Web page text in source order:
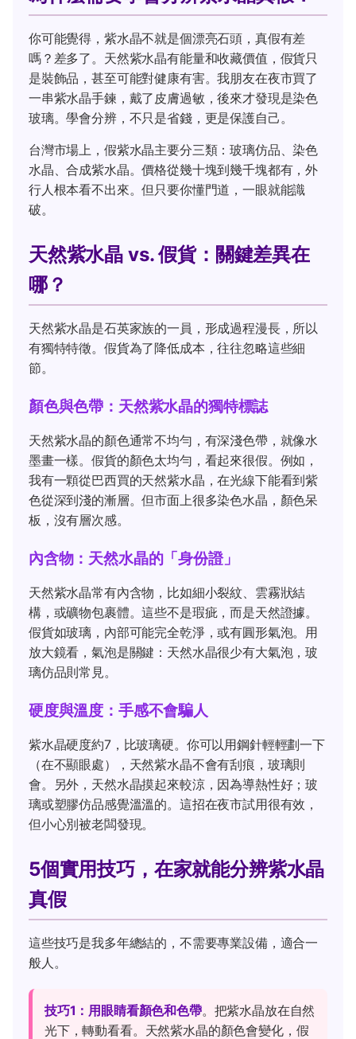
你可能覺得，紫水晶不就是個漂亮石頭，真假有差
嗎？差多了。天然紫水晶有能量和收藏價值，假貨只
是裝飾品，甚至可能對健康有害。我朋友在夜市買了
一串紫水晶手鍊，戴了皮膚過敏，後來才發現是染色
玻璃。學會分辨，不只是省錢，更是保護自己。
台灣市場上，假紫水晶主要分三類：玻璃仿品、染色
水晶、合成紫水晶。價格從幾十塊到幾千塊都有，外
行人根本看不出來。但只要你懂門道，一眼就能識
破。
天然紫水晶 vs. 假貨：關鍵差異在
哪？
天然紫水晶是石英家族的一員，形成過程漫長，所以
有獨特特徵。假貨為了降低成本，往往忽略這些細
節。
顏色與色帶：天然紫水晶的獨特標誌
天然紫水晶的顏色通常不均勻，有深淺色帶，就像水
墨畫一樣。假貨的顏色太均勻，看起來很假。例如，
我有一顆從巴西買的天然紫水晶，在光線下能看到紫
色從深到淺的漸層。但市面上很多染色水晶，顏色呆
板，沒有層次感。
內含物：天然水晶的「身份證」
天然紫水晶常有內含物，比如細小裂紋、雲霧狀結
構，或礦物包裹體。這些不是瑕疵，而是天然證據。
假貨如玻璃，內部可能完全乾淨，或有圓形氣泡。用
放大鏡看，氣泡是關鍵：天然水晶很少有大氣泡，玻
璃仿品則常見。
硬度與溫度：手感不會騙人
紫水晶硬度約7，比玻璃硬。你可以用鋼針輕輕劃一下
（在不顯眼處），天然紫水晶不會有刮痕，玻璃則
會。另外，天然水晶摸起來較涼，因為導熱性好；玻
璃或塑膠仿品感覺溫溫的。這招在夜市試用很有效，
但小心別被老闆發現。
5個實用技巧，在家就能分辨紫水晶
真假
這些技巧是我多年總結的，不需要專業設備，適合一
般人。
技巧1：用眼睛看顏色和色帶。把紫水晶放在自然
光下，轉動看看。天然紫水晶的顏色會變化，假